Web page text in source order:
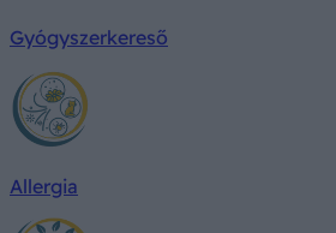
Gyógyszerkereső
Allergia